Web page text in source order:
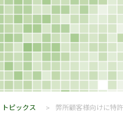
トピックス 弊所顧客様向けに特